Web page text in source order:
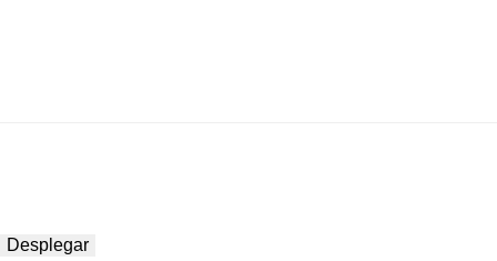
Desplegar